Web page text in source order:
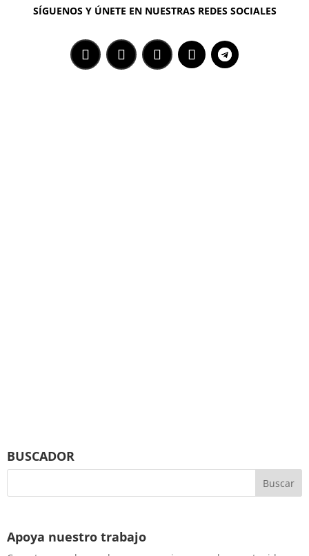
SÍGUENOS Y ÚNETE EN NUESTRAS REDES SOCIALES
BUSCADOR
Apoya nuestro trabajo